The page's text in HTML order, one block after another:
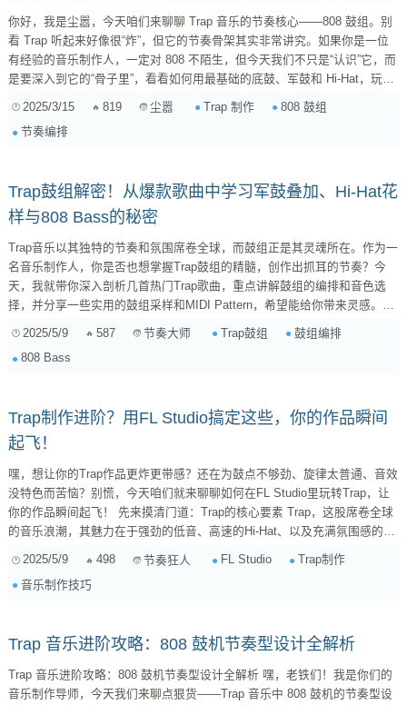
你好，我是尘嚣，今天咱们来聊聊 Trap 音乐的节奏核心——808 鼓组。别
看 Trap 听起来好像很“炸”，但它的节奏骨架其实非常讲究。如果你是一位
有经验的音乐制作人，一定对 808 不陌生，但今天我们不只是“认识”它，而
是要深入到它的“骨子里”，看看如何用最基础的底鼓、军鼓和 Hi-Hat，玩出
把 Trap 比作一辆车，那底鼓、军鼓和 Hi-Hat 就是它的“三驾马车”。它们之
2025/3/15 819 尘嚣 Trap 制作
808 鼓组
节奏编排
Trap鼓组解密！从爆款歌曲中学习军鼓叠加、Hi-Hat花
样与808 Bass的秘密
Trap音乐以其独特的节奏和氛围席卷全球，而鼓组正是其灵魂所在。作为一
名音乐制作人，你是否也想掌握Trap鼓组的精髓，创作出抓耳的节奏？今
天，我就带你深入剖析几首热门Trap歌曲，重点讲解鼓组的编排和音色选
择，并分享一些实用的鼓组采样和MIDI Pattern，希望能给你带来灵感。
表性的Trap歌曲进行分析： 《Sicko Mode》 - Travis Scott ：这首歌的鼓
组极具特色，多变的节奏...
2025/5/9 587 节奏大师 Trap鼓组
鼓组编排
808 Bass
Trap制作进阶？用FL Studio搞定这些，你的作品瞬间
起飞！
嘿，想让你的Trap作品更炸更带感？还在为鼓点不够劲、旋律太普通、音效
没特色而苦恼？别慌，今天咱们就来聊聊如何在FL Studio里玩转Trap，让
你的作品瞬间起飞！ 先来摸清门道：Trap的核心要素 Trap，这股席卷全球
的音乐浪潮，其魅力在于强劲的低音、高速的Hi-Hat、以及充满氛围感的旋
律。想要用FL Studio做出地道的Trap，首先得抓住这几个核心要素： 重型
鼓点 (Heavy Drums) ：标志性的808 Bass是Trap的灵魂，穿透力极强，能
瞬间点...
2025/5/9 498 节奏狂人 FL Studio
Trap制作
音乐制作技巧
Trap 音乐进阶攻略：808 鼓机节奏型设计全解析
Trap 音乐进阶攻略：808 鼓机节奏型设计全解析 嘿，老铁们！我是你们的
音乐制作导师，今天我们来聊点狠货——Trap 音乐中 808 鼓机的节奏型设